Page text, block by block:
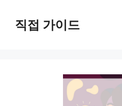
직접 가이드